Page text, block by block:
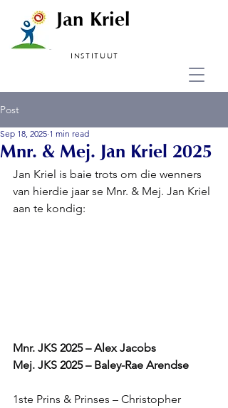
Jan Kriel
INSTITUUT
Post
Mnr. & Mej. Jan Kriel 2025
Sep 18, 2025 1 min read
Jan Kriel is baie trots om die wenners
van hierdie jaar se Mnr. & Mej. Jan Kriel
aan te kondig:
Mnr. JKS 2025 – Alex Jacobs
Mej. JKS 2025 – Baley-Rae Arendse
1ste Prins & Prinses – Christopher